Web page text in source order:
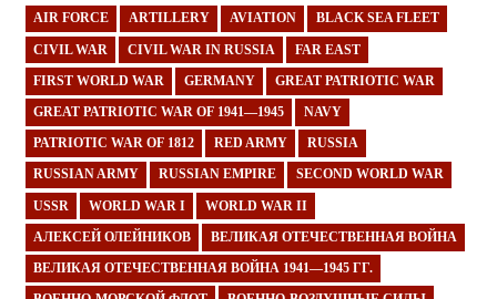
AIR FORCE ARTILLERY AVIATION BLACK SEA FLEET
CIVIL WAR CIVIL WAR IN RUSSIA FAR EAST
FIRST WORLD WAR GERMANY GREAT PATRIOTIC WAR
GREAT PATRIOTIC WAR OF 1941—1945 NAVY
PATRIOTIC WAR OF 1812 RED ARMY RUSSIA
RUSSIAN ARMY RUSSIAN EMPIRE SECOND WORLD WAR
USSR WORLD WAR I WORLD WAR II
АЛЕКСЕЙ ОЛЕЙНИКОВ ВЕЛИКАЯ ОТЕЧЕСТВЕННАЯ ВОЙНА
ВЕЛИКАЯ ОТЕЧЕСТВЕННАЯ ВОЙНА 1941—1945 ГГ.